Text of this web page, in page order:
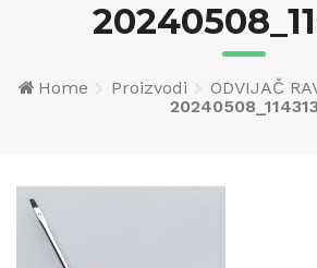
Home Proizvodi
ODVIJAČ
20240508_114313